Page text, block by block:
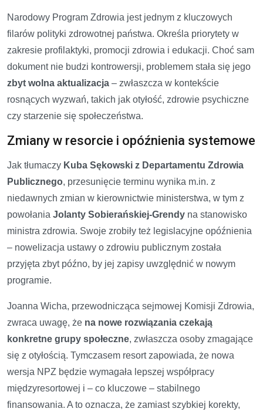
Narodowy Program Zdrowia jest jednym z kluczowych
filarów polityki zdrowotnej państwa. Określa priorytety w
zakresie profilaktyki, promocji zdrowia i edukacji. Choć sam
dokument nie budzi kontrowersji, problemem stała się jego
zbyt wolna aktualizacja – zwłaszcza w kontekście
rosnących wyzwań, takich jak otyłość, zdrowie psychiczne
czy starzenie się społeczeństwa.
Zmiany w resorcie i opóźnienia systemowe
Jak tłumaczy Kuba Sękowski z Departamentu Zdrowia
Publicznego, przesunięcie terminu wynika m.in. z
niedawnych zmian w kierownictwie ministerstwa, w tym z
powołania Jolanty Sobierańskiej-Grendy na stanowisko
ministra zdrowia. Swoje zrobiły też legislacyjne opóźnienia
– nowelizacja ustawy o zdrowiu publicznym została
przyjęta zbyt późno, by jej zapisy uwzględnić w nowym
programie.
Joanna Wicha, przewodnicząca sejmowej Komisji Zdrowia,
zwraca uwagę, że na nowe rozwiązania czekają
konkretne grupy społeczne, zwłaszcza osoby zmagające
się z otyłością. Tymczasem resort zapowiada, że nowa
wersja NPZ będzie wymagała lepszej współpracy
międzyresortowej i – co kluczowe – stabilnego
finansowania. A to oznacza, że zamiast szybkiej korekty,